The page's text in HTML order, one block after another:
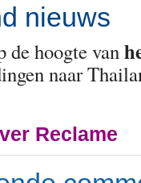
nieuws
hoogte van
naar
Reclame